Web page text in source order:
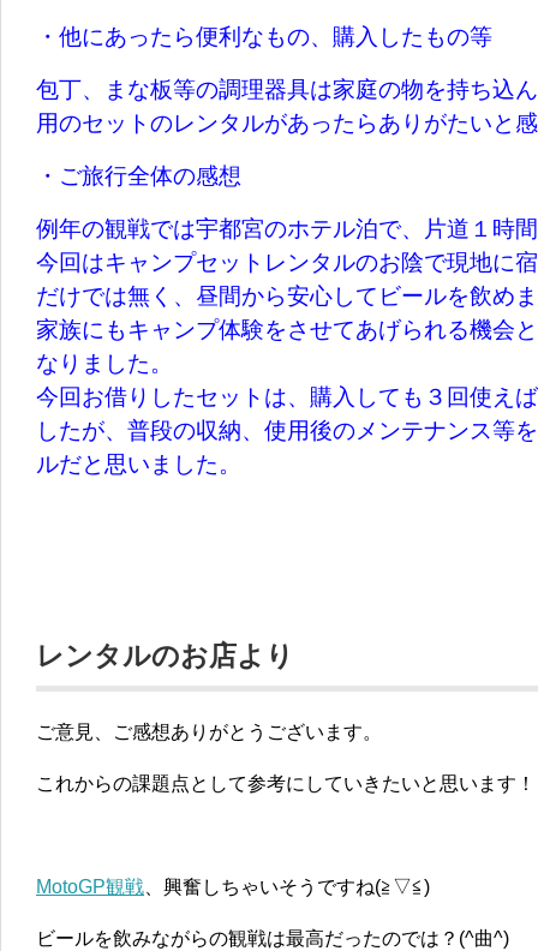
・他にあったら便利なもの、購入したもの等
包丁、まな板等の調理器具は家庭の物を持ち込
用のセットのレンタルがあったらありがたいと
・ご旅行全体の感想
例年の観戦では宇都宮のホテル泊で、片道１時
今回はキャンプセットレンタルのお陰で現地に
だけでは無く、昼間から安心してビールを飲め
家族にもキャンプ体験をさせてあげられる機会
なりました。
今回お借りしたセットは、購入しても３回使え
したが、普段の収納、使用後のメンテナンス等
ルだと思いました。
レンタルのお店より
ご意見、ご感想ありがとうございます。
これからの課題点として参考にしていきたいと思います！
MotoGP観戦 、興奮しちゃいそうですね(≧▽≦)
ビールを飲みながらの観戦は最高だったのでは？(^曲^)